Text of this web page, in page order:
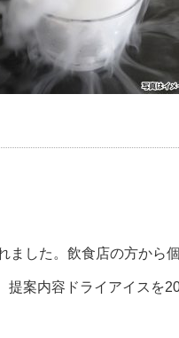
ました。飲食店の方から
提案内容ドライアイスを